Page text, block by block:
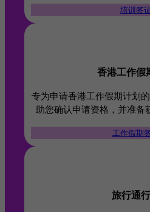
培训签
香港工作假
专为申请香港工作假期计划
助您确认申请资格，并准备
工作假期
旅行通